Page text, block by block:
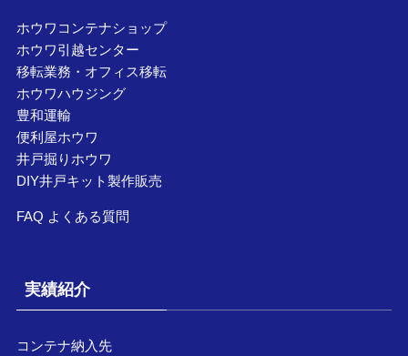
ホウワコンテナショップ
ホウワ引越センター
移転業務・オフィス移転
ホウワハウジング
豊和運輸
便利屋ホウワ
井戸掘りホウワ
DIY井戸キット製作販売
FAQ よくある質問
実績紹介
コンテナ納入先